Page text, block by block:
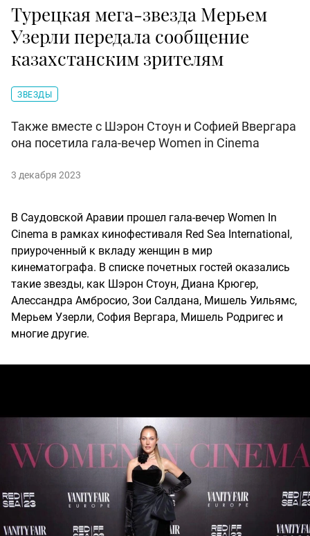
Турецкая мега-звезда Мерьем
Узерли передала сообщение
казахстанским зрителям
ЗВЕЗДЫ
Также вместе с Шэрон Стоун и Софией Ввергара
она посетила гала-вечер Women in Cinema
3 декабря 2023
В Саудовской Аравии прошел гала-вечер Women In
Cinema в рамках кинофестиваля Red Sea International,
приуроченный к вкладу женщин в мир
кинематографа. В списке почетных гостей оказались
такие звезды, как Шэрон Стоун, Диана Крюгер,
Алессандра Амбросио, Зои Салдана, Мишель Уильямс,
Мерьем Узерли, София Вергара, Мишель Родригес и
многие другие.